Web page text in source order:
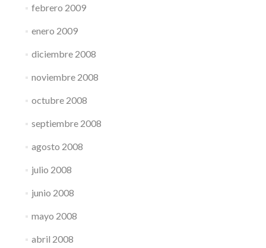
febrero 2009
enero 2009
diciembre 2008
noviembre 2008
octubre 2008
septiembre 2008
agosto 2008
julio 2008
junio 2008
mayo 2008
abril 2008